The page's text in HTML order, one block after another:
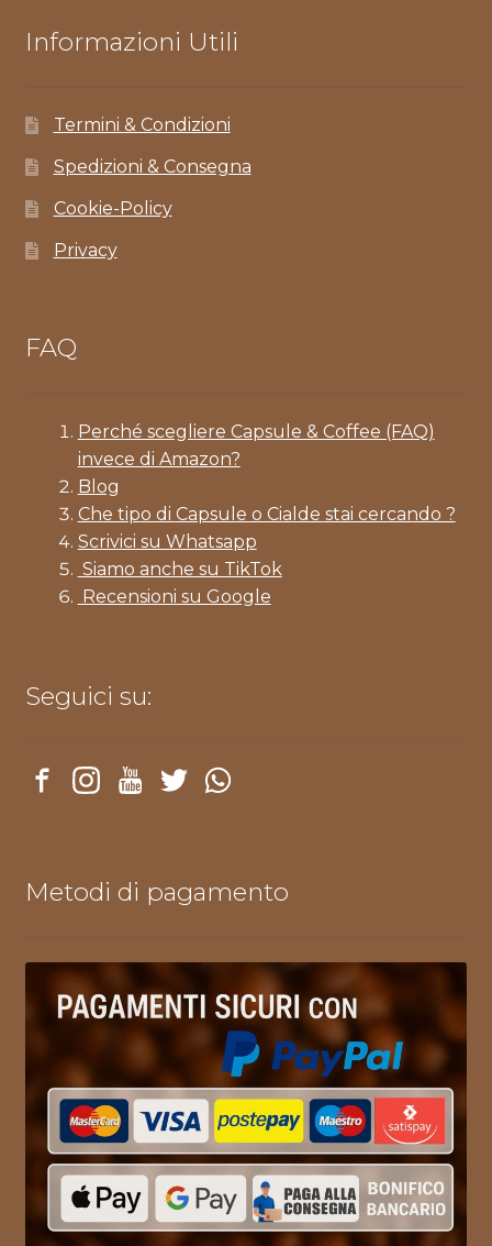
Informazioni Utili
Termini & Condizioni
Spedizioni & Consegna
Cookie-Policy
Privacy
FAQ
Perché scegliere Capsule & Coffee (FAQ)
invece di Amazon?
Blog
Che tipo di Capsule o Cialde stai cercando ?
Scrivici su Whatsapp
Siamo anche su TikTok
Recensioni su Google
Seguici su:
Metodi di pagamento